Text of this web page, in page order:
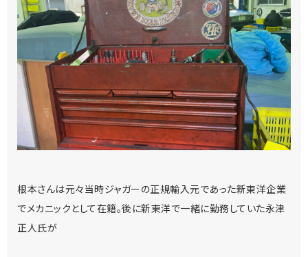
根本さんは元々当時ジャガーの正規輸入元であった新東洋企業
でメカニックとして在籍。後に新東洋で一緒に勤務していた永津
正人氏が